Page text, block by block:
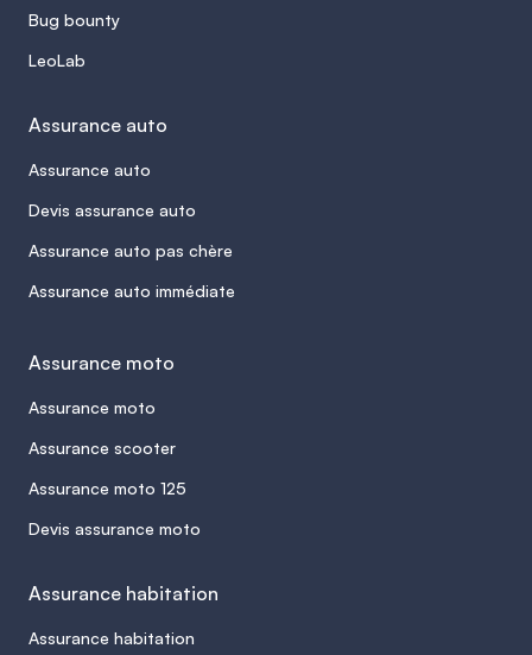
Bug bounty
LeoLab
Assurance auto
Assurance auto
Devis assurance auto
Assurance auto pas chère
Assurance auto immédiate
Assurance moto
Assurance moto
Assurance scooter
Assurance moto 125
Devis assurance moto
Assurance habitation
Assurance habitation